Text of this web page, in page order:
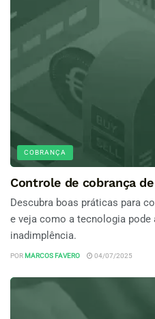
COBRANÇA
Controle de cobrança
Descubra boas práticas para
e veja como a tecnologia pode
inadimplência.
POR MARCOS FAVERO 04/07/2025